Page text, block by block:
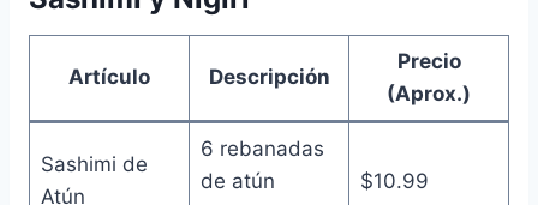
Artículo Descripción
Precio
(Aprox.)
Sashimi de
Atún
6 rebanadas
de atún
$10.99